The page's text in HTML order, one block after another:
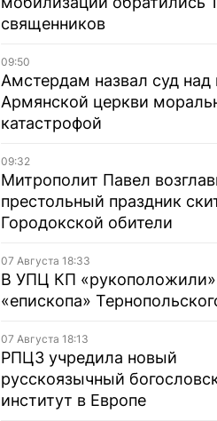
священников
09:50
Амстердам назвал суд над
Армянской церкви
катастрофой
09:32
Митрополит Павел
престольный праздник
Городокской обители
07 Августа 18:33
В УПЦ КП «рукоположили»
«епископа»
07 Августа 18:13
РПЦЗ учредила новый
русскоязычный
институт в Европе